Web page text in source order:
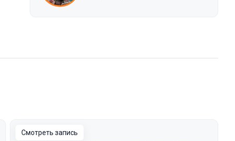
Смотреть запись